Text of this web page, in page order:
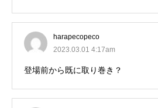
harapecopeco
2023.03.01 4:17am
登場前から既に取り巻き？